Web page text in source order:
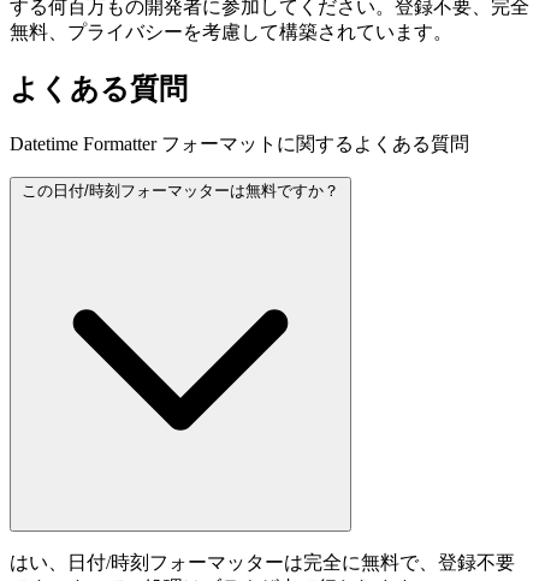
する何百万もの開発者に参加してください。登録不要、完全
無料、プライバシーを考慮して構築されています。
よくある質問
Datetime Formatter フォーマットに関するよくある質問
この日付/時刻フォーマッターは無料ですか？
はい、日付/時刻フォーマッターは完全に無料で、登録不要